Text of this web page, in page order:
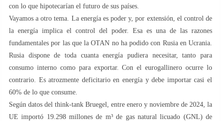
con lo que hipotecarían el futuro de sus países.
Vayamos a otro tema. La energía es poder y, por extensión, el control de
la energía implica el control del poder. Esa es una de las razones
fundamentales por las que la OTAN no ha podido con Rusia en Ucrania.
Rusia dispone de toda cuanta energía pudiera necesitar, tanto para
consumo interno como para exportar. Con el eurogallinero ocurre lo
contrario. Es atrozmente deficitario en energía y debe importar casi el
60% de lo que consume.
Según datos del think-tank Bruegel, entre enero y noviembre de 2024, la
UE importó 19.298 millones de m³ de gas natural licuado (GNL) de